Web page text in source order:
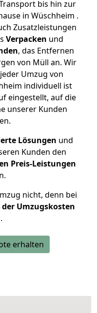
bis hin zur
in Wüschheim .
Zusatzleistungen
Verpacken und
, das Entfernen
von Müll an. Wir
Umzug von
individuell ist
eingestellt, auf die
unserer Kunden
Lösungen und
Kunden den
Preis-Leistungen
nicht, denn bei
der Umzugskosten
.
erhalten